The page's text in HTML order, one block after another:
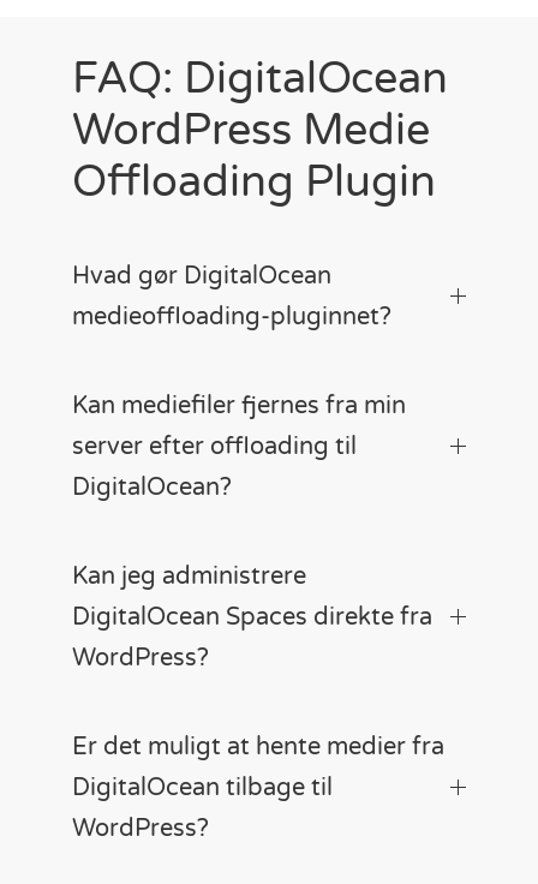
FAQ: DigitalOcean
WordPress Medie
Offloading Plugin
Hvad gør DigitalOcean
medieoffloading-pluginnet?
Kan mediefiler fjernes fra min
server efter offloading til
DigitalOcean?
Kan jeg administrere
DigitalOcean Spaces direkte fra
WordPress?
Er det muligt at hente medier fra
DigitalOcean tilbage til
WordPress?